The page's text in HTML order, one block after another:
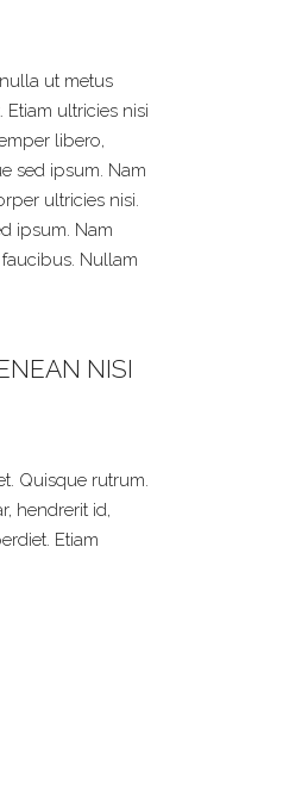
ut metus
ultricies nisi
libero,
sed ipsum. Nam
ultricies nisi.
ipsum. Nam
Nullam
NISI
Quisque rutrum.
hendrerit id,
Etiam